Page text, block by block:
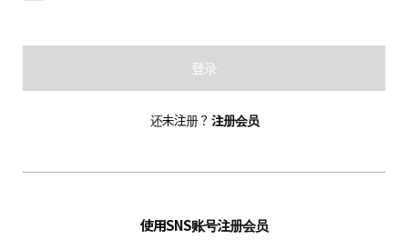
登录
还未注册？ 注册会员
使用SNS账号注册会员